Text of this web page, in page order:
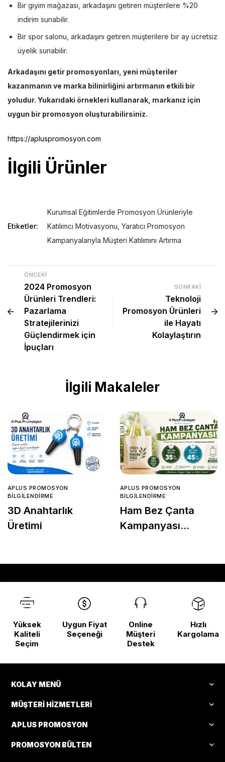
Bir giyim mağazası, arkadaşını getiren müşterilere %20
indirim sunabilir.
Bir spor salonu, arkadaşını getiren müşterilere bir ay ücretsiz
üyelik sunabilir.
Arkadaşını getir promosyonları, yeni müşteriler
kazanmanın ve marka bilinirliğini artırmanın etkili bir
yoludur. Yukarıdaki örnekleri kullanarak, markanız için
uygun bir promosyon oluşturabilirsiniz.
https://apluspromosyon.com
İlgili Ürünler
Etiketler:
Kurumsal Eğitimlerde Promosyon Ürünleriyle
Katılımcı Motivasyonu Yaratıcı Promosyon
Kampanyalarıyla Müşteri Katılımını Artırma
ÖNCEKI
2024 Promosyon
Ürünleri Trendleri:
Pazarlama
Stratejilerinizi
Güçlendirmek için
İpuçları
SONRAKI
Teknoloji
Promosyon Ürünleri
ile Hayatı
Kolaylaştırın
İlgili Makaleler
APLUS PROMOSYON
BILGILENDIRME
3D Anahtarlık
Üretimi
APLUS PROMOSYON
BILGILENDIRME
Ham Bez Çanta
Kampanyası
Yüksek
Kaliteli
Seçim
Uygun Fiyat
Seçeneği
Online
Müşteri
Destek
Hızlı
Kargolama
KOLAY MENÜ
MÜŞTERI HIZMETLERI
APLUS PROMOSYON
PROMOSYON BÜLTEN